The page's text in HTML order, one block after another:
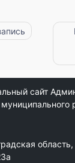
сайт
область,